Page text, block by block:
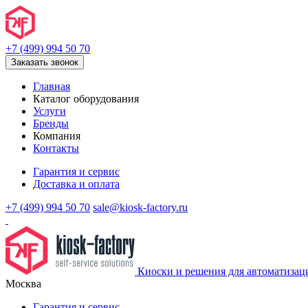
+7 (499) 994 50 70
Заказать звонок
Главная
Каталог оборудования
Услуги
Бренды
Компания
Контакты
Гарантия и сервис
Доставка и оплата
+7 (499) 994 50 70 sale@kiosk-factory.ru
Киоски и решения для
Москва